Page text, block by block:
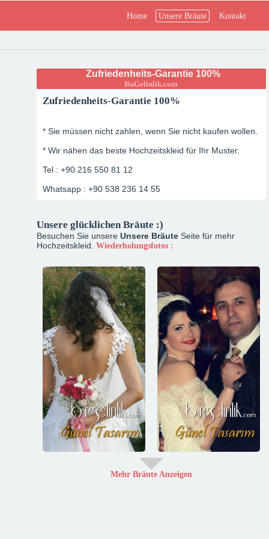
Home Unsere Bräute Kontakt
Zufriedenheits-Garantie 100%
BuGelinlik.com
Zufriedenheits-Garantie 100%
* Sie müssen nicht zahlen, wenn Sie nicht kaufen wollen.
* Wir nähen das beste Hochzeitskleid für Ihr Muster.
Tel : +90 216 550 81 12
Whatsapp : +90 538 236 14 55
Unsere glücklichen Bräute :)
Besuchen Sie unsere Unsere BräuteSeite für mehr
Hochzeitskleid. Wiederholungsfotos :
Mehr Bräute Anzeigen